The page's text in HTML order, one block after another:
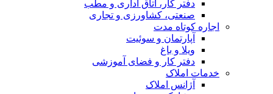
دفتر کار، اتاق اداری و مطب
صنعتی،‌ کشاورزی و تجاری
اجاره کوتاه مدت
آپارتمان و سوئیت
ویلا و باغ
دفتر کار و فضای آموزشی
خدمات املاک
آژانس املاک